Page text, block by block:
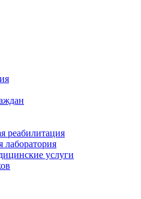
реабилитация
лаборатория
услуги